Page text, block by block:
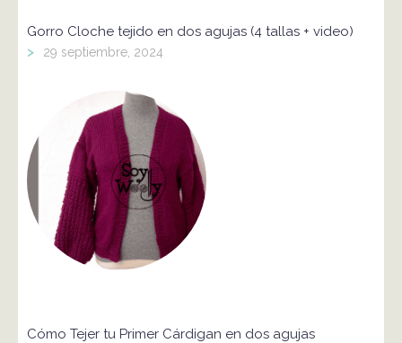
Gorro Cloche tejido en dos agujas (4 tallas + video)
> 29 septiembre, 2024
Cómo Tejer tu Primer Cárdigan en dos agujas